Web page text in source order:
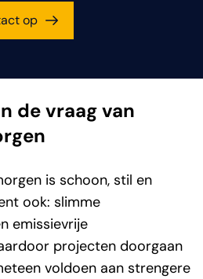
op
de vraag van
is schoon, stil en
ook: slimme
emissievrije
projecten doorgaan
voldoen aan strengere